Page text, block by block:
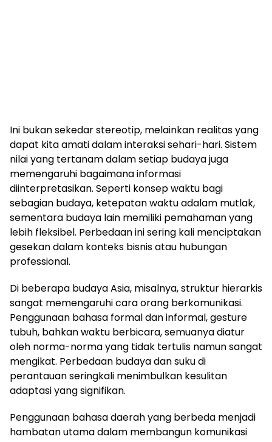
Ini bukan sekedar stereotip, melainkan realitas yang
dapat kita amati dalam interaksi sehari-hari. Sistem
nilai yang tertanam dalam setiap budaya juga
memengaruhi bagaimana informasi
diinterpretasikan. Seperti konsep waktu bagi
sebagian budaya, ketepatan waktu adalam mutlak,
sementara budaya lain memiliki pemahaman yang
lebih fleksibel. Perbedaan ini sering kali menciptakan
gesekan dalam konteks bisnis atau hubungan
professional.
Di beberapa budaya Asia, misalnya, struktur hierarkis
sangat memengaruhi cara orang berkomunikasi.
Penggunaan bahasa formal dan informal, gesture
tubuh, bahkan waktu berbicara, semuanya diatur
oleh norma-norma yang tidak tertulis namun sangat
mengikat. Perbedaan budaya dan suku di
perantauan seringkali menimbulkan kesulitan
adaptasi yang signifikan.
Penggunaan bahasa daerah yang berbeda menjadi
hambatan utama dalam membangun komunikasi